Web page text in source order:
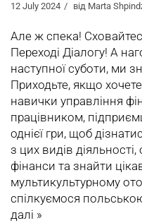
12 July 2024 від Marta
Але ж спека!
Переході Діалогу! А
наступної суботи, ми
Приходьте, якщо
навички управління
працівником,
однієї гри, щоб
з цих видів
фінанси та знайти
мультикультурному
спілкуємося
далі »